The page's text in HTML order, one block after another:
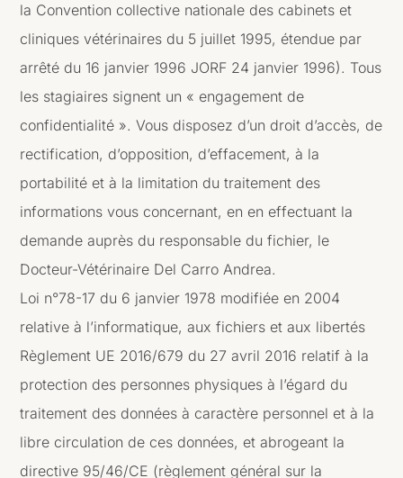
la Convention collective nationale des cabinets et
cliniques vétérinaires du 5 juillet 1995, étendue par
arrêté du 16 janvier 1996 JORF 24 janvier 1996). Tous
les stagiaires signent un « engagement de
confidentialité ». Vous disposez d’un droit d’accès, de
rectification, d’opposition, d’effacement, à la
portabilité et à la limitation du traitement des
informations vous concernant, en en effectuant la
demande auprès du responsable du fichier, le
Docteur-Vétérinaire Del Carro Andrea.
Loi n°78-17 du 6 janvier 1978 modifiée en 2004
relative à l’informatique, aux fichiers et aux libertés
Règlement UE 2016/679 du 27 avril 2016 relatif à la
protection des personnes physiques à l’égard du
traitement des données à caractère personnel et à la
libre circulation de ces données, et abrogeant la
directive 95/46/CE (règlement général sur la